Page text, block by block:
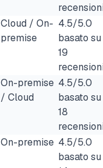
Cloud / On-
premise
4.5/5.0
basato su
19
On-premise
/ Cloud
4.5/5.0
basato su
18
On-premise 4.5/5.0
basato su